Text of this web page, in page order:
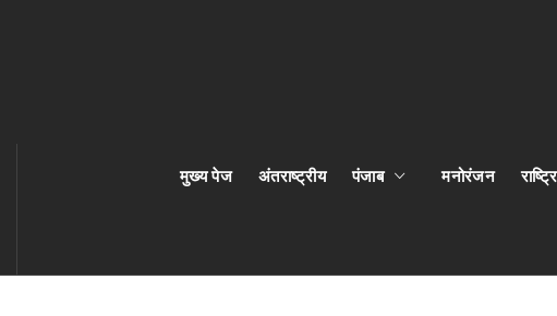
मुख्य पेज अंतराष्ट्रीय पंजाब मनोरंजन